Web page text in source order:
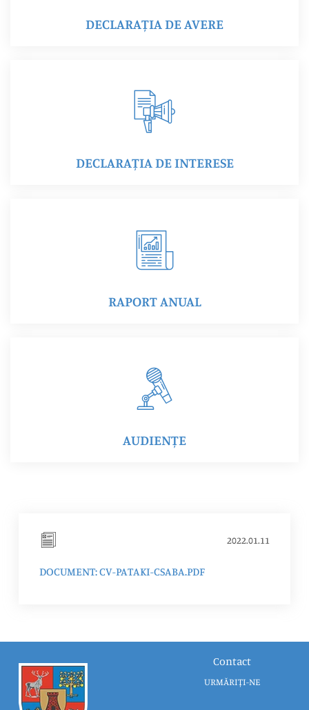
DECLARAȚIA DE AVERE
DECLARAȚIA DE INTERESE
RAPORT ANUAL
AUDIENȚE
2022.01.11
DOCUMENT: CV-PATAKI-CSABA.PDF
Contact
URMĂRIȚI-NE